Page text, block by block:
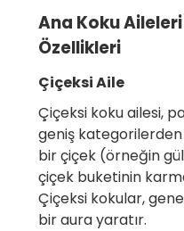
Ana Koku
Özellikleri
Çiçeksi Aile
Çiçeksi koku ailesi,
geniş
bir çiçek (örneğin
çiçek buketinin
Çiçeksi kokular,
bir aura yaratır.